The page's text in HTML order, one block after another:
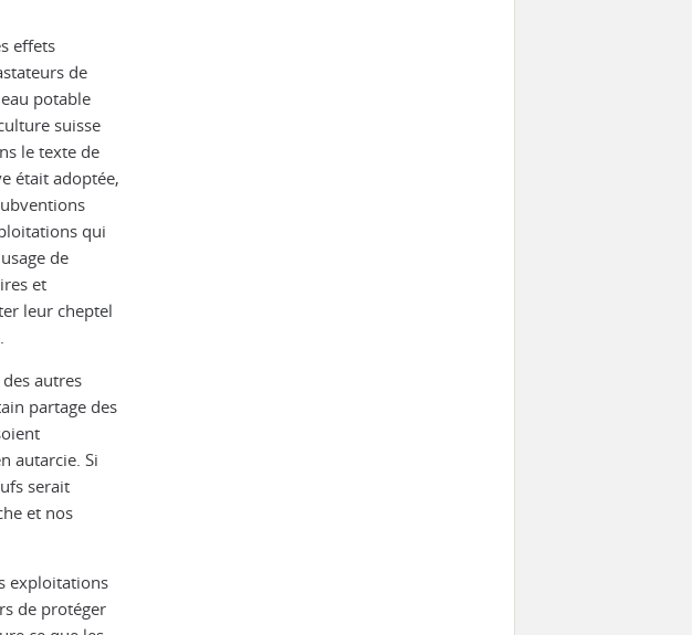
effets
de
potable
suisse
le texte de
était adoptée,
qui
de
et
leur cheptel
autres
partage des
autarcie. Si
serait
et nos
exploitations
de protéger